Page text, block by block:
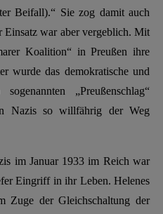
Beifall).“ Sie zog damit auch
Einsatz war aber vergeblich. Mit
Koalition“ in Preußen ihre
wurde das demokratische und
„Preußenschlag“
Nazis so willfährig der Weg
im Januar 1933 im Reich war
Eingriff in ihr Leben. Helenes
Zuge der Gleichschaltung der